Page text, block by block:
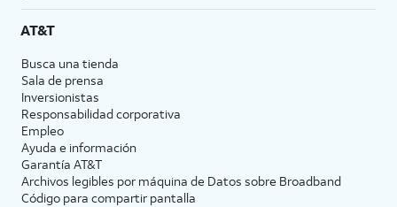
AT&T
Busca una tienda
Sala de prensa
Inversionistas
Responsabilidad corporativa
Empleo
Ayuda e información
Garantía AT&T
Archivos legibles por máquina de Datos sobre Broadband
Código para compartir pantalla